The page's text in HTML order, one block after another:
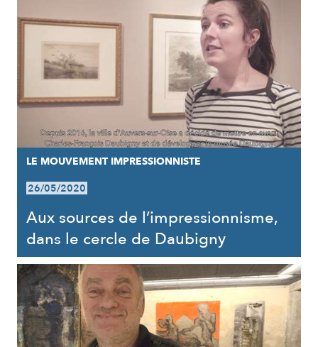
LE MOUVEMENT IMPRESSIONNISTE
26/05/2020
Aux sources de l’impressionnisme,
dans le cercle de Daubigny